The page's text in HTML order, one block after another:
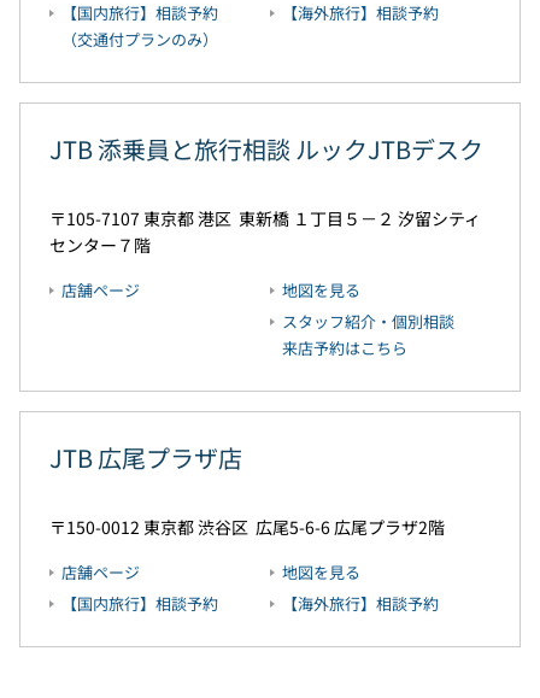
【国内旅行】相談予約
（交通付プランのみ）
【海外旅行】相談予約
JTB 添乗員と旅行相談 ルックJTBデスク
105-7107 東京都港区 東新橋 １丁目５－２ 汐留シティ
センター７階
店舗ページ
地図を見る
スタッフ紹介・個別相談
来店予約はこちら
JTB 広尾プラザ店
150-0012 東京都渋谷区 広尾5-6-6広尾プラザ2階
店舗ページ
【国内旅行】相談予約
地図を見る
【海外旅行】相談予約